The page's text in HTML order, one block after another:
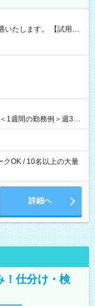
す。 【試用期
1週間の勤務例＞週3回
にお仕事
クOK / 10名以上の大量
詳細へ
！仕分け・検